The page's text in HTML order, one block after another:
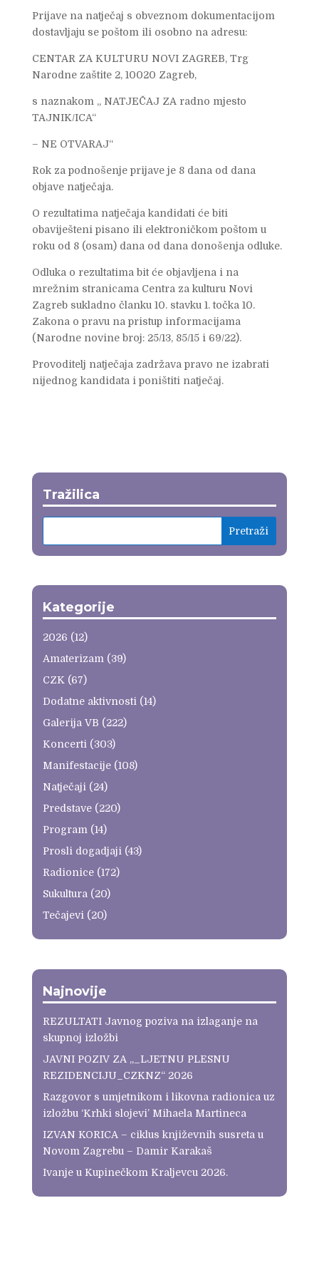
Prijave na natječaj s obveznom dokumentacijom
dostavljaju se poštom ili osobno na adresu:
CENTAR ZA KULTURU NOVI ZAGREB, Trg
Narodne zaštite 2, 10020 Zagreb,
s naznakom „ NATJEČAJ ZA radno mjesto
TAJNIK/ICA“
– NE OTVARAJ“
Rok za podnošenje prijave je 8 dana od dana
objave natječaja.
O rezultatima natječaja kandidati će biti
obaviješteni pisano ili elektroničkom poštom u
roku od 8 (osam) dana od dana donošenja odluke.
Odluka o rezultatima bit će objavljena i na
mrežnim stranicama Centra za kulturu Novi
Zagreb sukladno članku 10. stavku 1. točka 10.
Zakona o pravu na pristup informacijama
(Narodne novine broj: 25/13, 85/15 i 69/22).
Provoditelj natječaja zadržava pravo ne izabrati
nijednog kandidata i poništiti natječaj.
Tražilica
Kategorije
2026 (12)
Amaterizam(39)
CZK(67)
Dodatne aktivnosti(14)
Galerija VB (222)
Koncerti(303)
Manifestacije(108)
Natječaji(24)
Predstave(220)
Program(14)
Prosli dogadjaji(43)
Radionice(172)
Sukultura(20)
Tečajevi(20)
Najnovije
REZULTATI Javnog poziva na izlaganje na
skupnoj izložbi
JAVNI POZIV ZA „_LJETNU PLESNU
REZIDENCIJU_CZKNZ“ 2026
Razgovor s umjetnikom i likovna radionica uz
izložbu ‘Krhki slojevi’ Mihaela Martineca
IZVAN KORICA – ciklus književnih susreta u
Novom Zagrebu – Damir Karakaš
Ivanje u Kupinečkom Kraljevcu 2026.